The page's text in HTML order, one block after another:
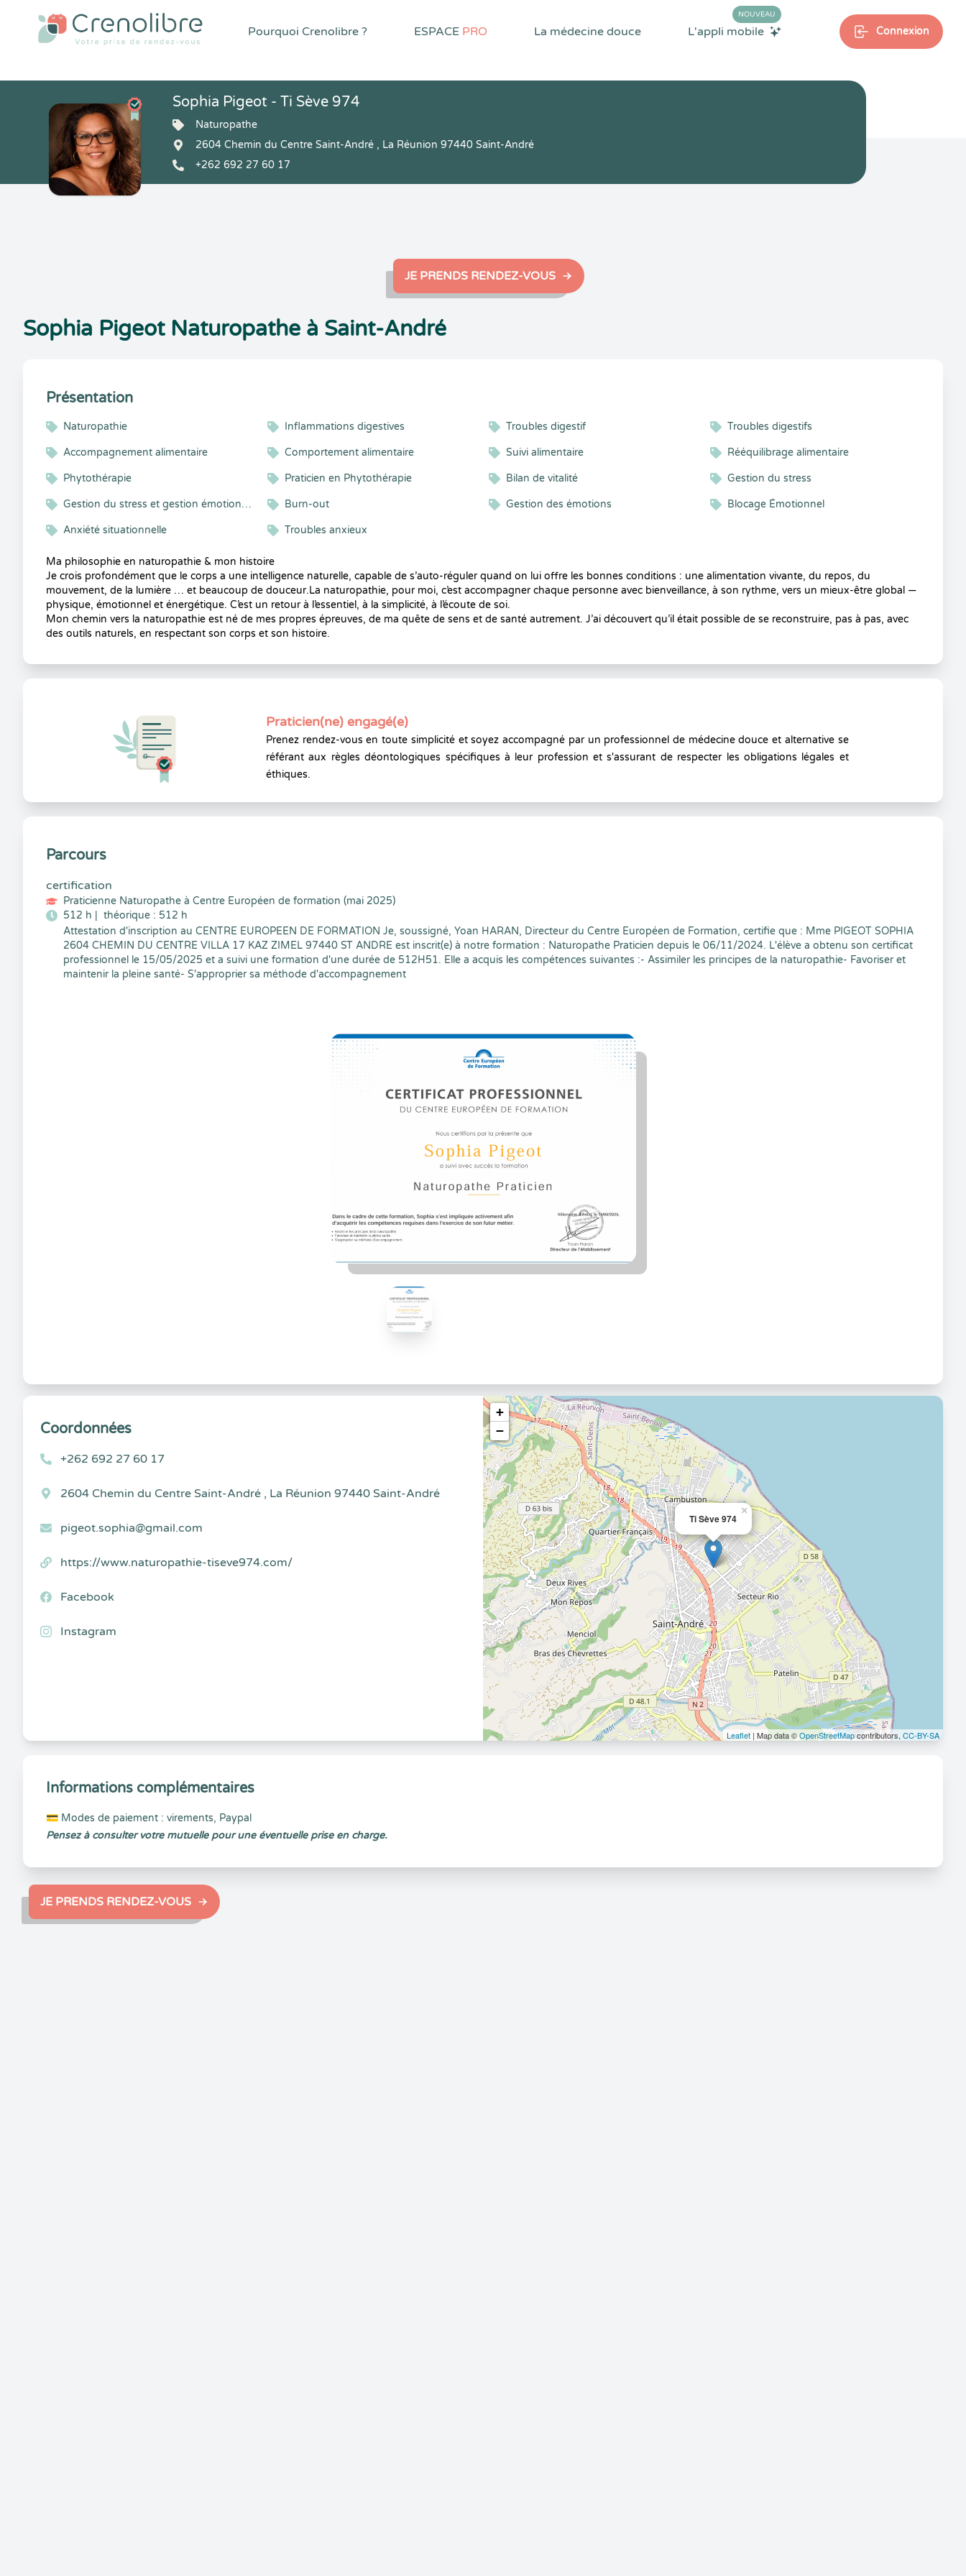
Pourquoi Crenolibre ? ESPACE PRO La médecine douce L'appli mobile
NOUVEAU
Connexion
Sophia Pigeot - Ti Sève 974
Naturopathe
2604 Chemin du Centre Saint-André , La Réunion 97440 Saint-André
+262 692 27 60 17
JE PRENDS RENDEZ-VOUS
Sophia Pigeot Naturopathe à Saint-André
Présentation
Naturopathie Inflammations digestives Troubles digestif Troubles digestifs
Accompagnement alimentaire Comportement alimentaire Suivi alimentaire Rééquilibrage alimentaire
Phytothérapie Praticien en Phytothérapie Bilan de vitalité Gestion du stress
Gestion du stress et gestion émotionnelle Burn-out Gestion des émotions Blocage Émotionnel
Anxiété situationnelle Troubles anxieux
Ma philosophie en naturopathie & mon histoire
Je crois profondément que le corps a une intelligence naturelle, capable de s’auto-réguler quand on lui offre les bonnes conditions : une alimentation vivante, du repos, du
mouvement, de la lumière … et beaucoup de douceur.La naturopathie, pour moi, c’est accompagner chaque personne avec bienveillance, à son rythme, vers un mieux-être global —
physique, émotionnel et énergétique. C’est un retour à l’essentiel, à la simplicité, à l’écoute de soi.
Mon chemin vers la naturopathie est né de mes propres épreuves, de ma quête de sens et de santé autrement. J’ai découvert qu’il était possible de se reconstruire, pas à pas, avec
des outils naturels, en respectant son corps et son histoire.
Praticien(ne) engagé(e)
Prenez rendez-vous en toute simplicité et soyez accompagné par un professionnel de médecine douce et alternative se
référant aux règles déontologiques spécifiques à leur profession et s'assurant de respecter les obligations légales et
éthiques.
Parcours
certification
Praticienne Naturopathe à Centre Européen de formation (mai 2025)
512 h | théorique : 512 h
Attestation d'inscription au CENTRE EUROPEEN DE FORMATION Je, soussigné, Yoan HARAN, Directeur du Centre Européen de Formation, certifie que : Mme PIGEOT SOPHIA
2604 CHEMIN DU CENTRE VILLA 17 KAZ ZIMEL 97440 ST ANDRE est inscrit(e) à notre formation : Naturopathe Praticien depuis le 06/11/2024. L'élève a obtenu son certificat
professionnel le 15/05/2025 et a suivi une formation d'une durée de 512H51. Elle a acquis les compétences suivantes :- Assimiler les principes de la naturopathie- Favoriser et
maintenir la pleine santé- S'approprier sa méthode d'accompagnement
Coordonnées
+262 692 27 60 17
2604 Chemin du Centre Saint-André , La Réunion 97440 Saint-André
pigeot.sophia@gmail.com
https://www.naturopathie-tiseve974.com/
Facebook
Instagram
Ti Sève 974
×
+
−
Leaflet | Map data ©OpenStreetMapcontributors, CC-BY-SA
Informations complémentaires
💳 Modes de paiement : virements, Paypal
Pensez à consulter votre mutuelle pour une éventuelle prise en charge.
JE PRENDS RENDEZ-VOUS